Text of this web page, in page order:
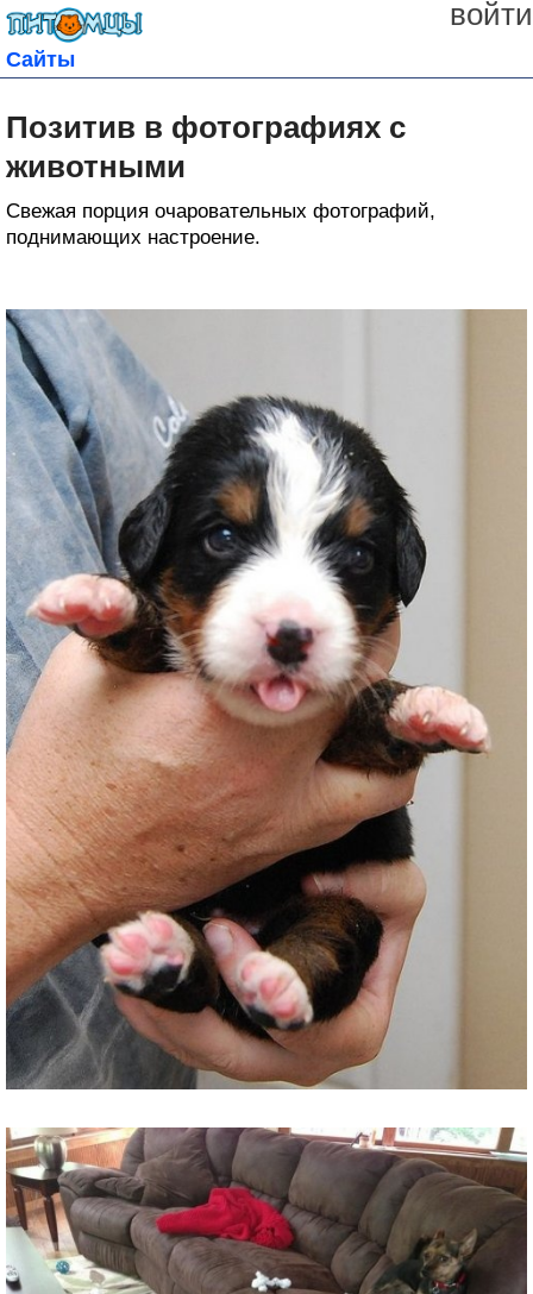
войти
Сайты
Позитив в фотографиях с
животными
Свежая порция очаровательных фотографий,
поднимающих настроение.